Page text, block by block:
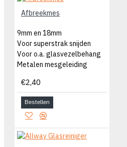
Afbreekmes
9mm en 18mm
Voor superstrak snijden
Voor o.a. glasvezelbehang
Metalen mesgeleiding
€2,40
Bestellen